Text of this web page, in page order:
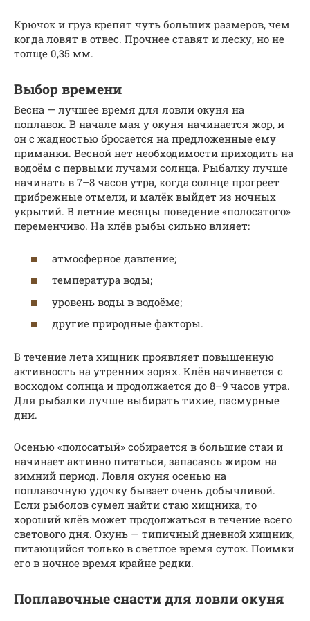
Крючок и груз крепят чуть больших размеров, чем
когда ловят в отвес. Прочнее ставят и леску, но не
толще 0,35 мм.
Выбор времени
Весна — лучшее время для ловли окуня на
поплавок. В начале мая у окуня начинается жор, и
он с жадностью бросается на предложенные ему
приманки. Весной нет необходимости приходить на
водоём с первыми лучами солнца. Рыбалку лучше
начинать в 7–8 часов утра, когда солнце прогреет
прибрежные отмели, и малёк выйдет из ночных
укрытий. В летние месяцы поведение «полосатого»
переменчиво. На клёв рыбы сильно влияет:
атмосферное давление;
температура воды;
уровень воды в водоёме;
другие природные факторы.
В течение лета хищник проявляет повышенную
активность на утренних зорях. Клёв начинается с
восходом солнца и продолжается до 8–9 часов утра.
Для рыбалки лучше выбирать тихие, пасмурные
дни.
Осенью «полосатый» собирается в большие стаи и
начинает активно питаться, запасаясь жиром на
зимний период. Ловля окуня осенью на
поплавочную удочку бывает очень добычливой.
Если рыболов сумел найти стаю хищника, то
хороший клёв может продолжаться в течение всего
светового дня. Окунь — типичный дневной хищник,
питающийся только в светлое время суток. Поимки
его в ночное время крайне редки.
Поплавочные снасти для ловли окуня